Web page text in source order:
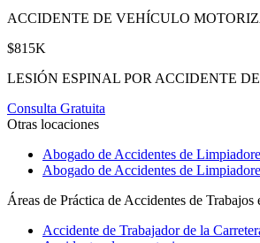
ACCIDENTE DE VEHÍCULO
$815K
LESIÓN ESPINAL POR ACCIDENTE
Consulta Gratuita
Otras locaciones
Abogado de Accidentes de
Abogado de Accidentes de
Áreas de Práctica de Accidentes de Trabajos
Accidente de Trabajador de la